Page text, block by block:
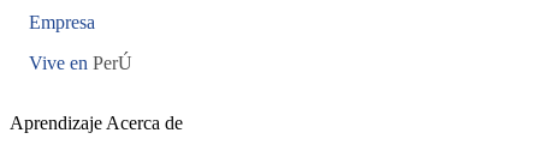
Empresa
Vive en PerÚ
Aprendizaje Acerca de